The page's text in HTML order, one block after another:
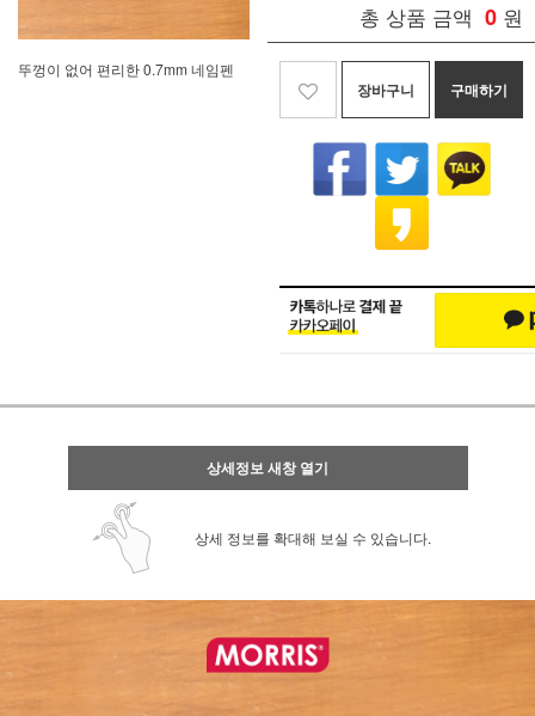
뚜껑이 없어 편리한 0.7mm 네임펜
총 상품 금액 0 원
장바구니 구매하기
상세정보 새창 열기
상세 정보를 확대해 보실 수 있습니다.